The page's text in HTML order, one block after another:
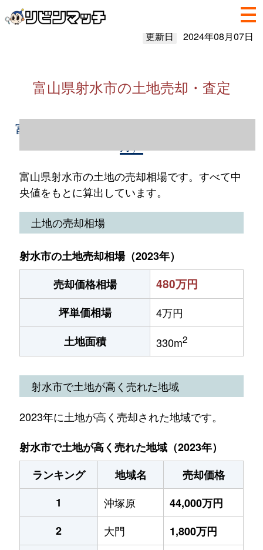
更新日 2024年08月07日
富山県射水市の土地売却・査定
富山県射水市の土地売却情報（2023年1～12
富山県射水市の土地の売却相場です。すべて中
央値をもとに算出しています。
土地の売却相場
射水市の土地売却相場（2023年）
売却価格相場
480万円
坪単価相場
4万円
土地面積
330m2
射水市で土地が高く売れた地域
2023年に土地が高く売却された地域です。
射水市で土地が高く売れた地域（2023年）
ランキング
地域名
売却価格
1
沖塚原
44,000万円
2
大門
1,800万円